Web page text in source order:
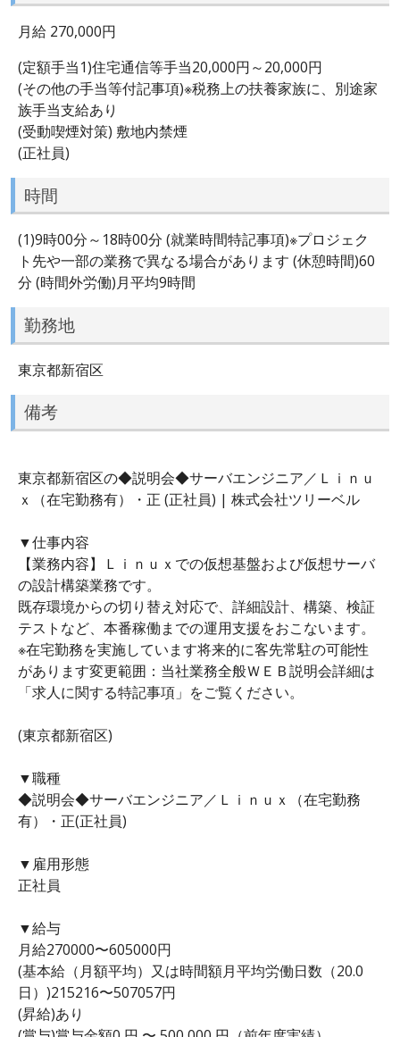
月給 270,000円
(定額手当1)住宅通信等手当20,000円～20,000円
(その他の手当等付記事項)※税務上の扶養家族に、別途家
族手当支給あり
(受動喫煙対策) 敷地内禁煙
(正社員)
時間
(1)9時00分～18時00分 (就業時間特記事項)※プロジェク
ト先や一部の業務で異なる場合があります (休憩時間)60
分 (時間外労働)月平均9時間
勤務地
東京都新宿区
備考
東京都新宿区の◆説明会◆サーバエンジニア／Ｌｉｎｕ
ｘ（在宅勤務有）・正 (正社員) | 株式会社ツリーベル
▼仕事内容
【業務内容】Ｌｉｎｕｘでの仮想基盤および仮想サーバ
の設計構築業務です。
既存環境からの切り替え対応で、詳細設計、構築、検証
テストなど、本番稼働までの運用支援をおこないます。
※在宅勤務を実施しています将来的に客先常駐の可能性
があります変更範囲：当社業務全般ＷＥＢ説明会詳細は
「求人に関する特記事項」をご覧ください。
(東京都新宿区)
▼職種
◆説明会◆サーバエンジニア／Ｌｉｎｕｘ（在宅勤務
有）・正(正社員)
▼雇用形態
正社員
▼給与
月給270000〜605000円
(基本給（月額平均）又は時間額月平均労働日数（20.0
日）)215216〜507057円
(昇給)あり